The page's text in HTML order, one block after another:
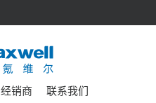
经销商 联系我们